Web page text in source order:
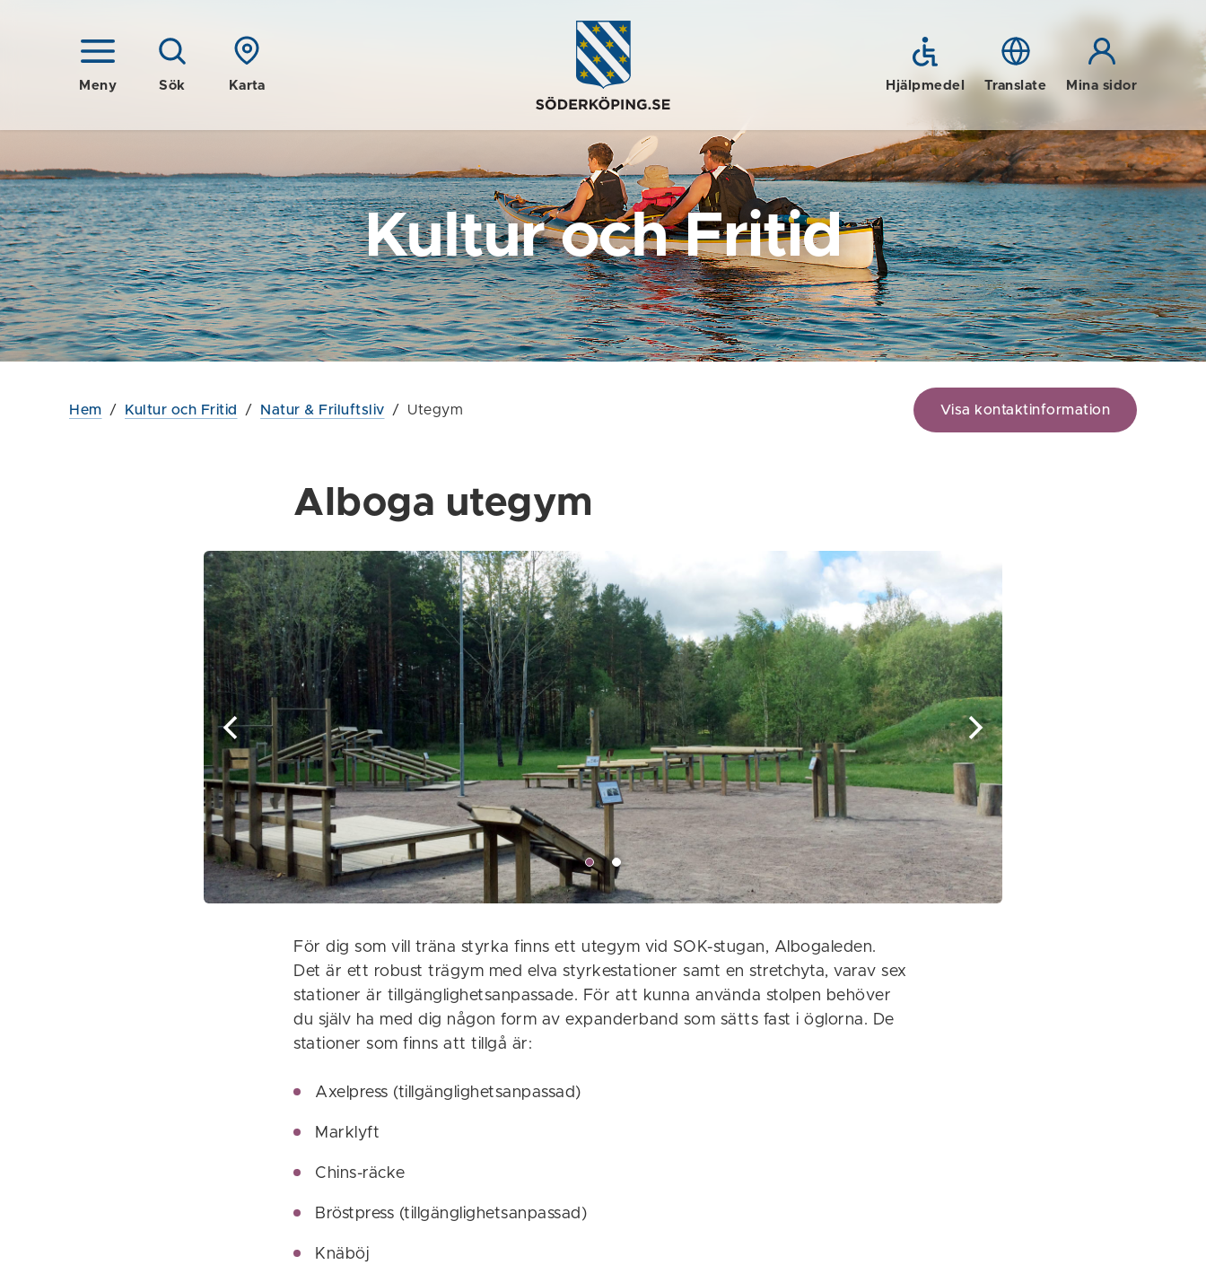
Meny Sök Karta Hjälpmedel Translate Mina sidor
Kultur och Fritid
Hem / Kultur och Fritid / Natur & Friluftsliv / Utegym Visa kontaktinformation
Alboga utegym
För dig som vill träna styrka finns ett utegym vid SOK-stugan, Albogaleden.
Det är ett robust trägym med elva styrkestationer samt en stretchyta, varav sex
stationer är tillgänglighetsanpassade. För att kunna använda stolpen behöver
du själv ha med dig någon form av expanderband som sätts fast i öglorna. De
stationer som finns att tillgå är:
Axelpress (tillgänglighetsanpassad)
Marklyft
Chins-räcke
Bröstpress (tillgänglighetsanpassad)
Knäböj